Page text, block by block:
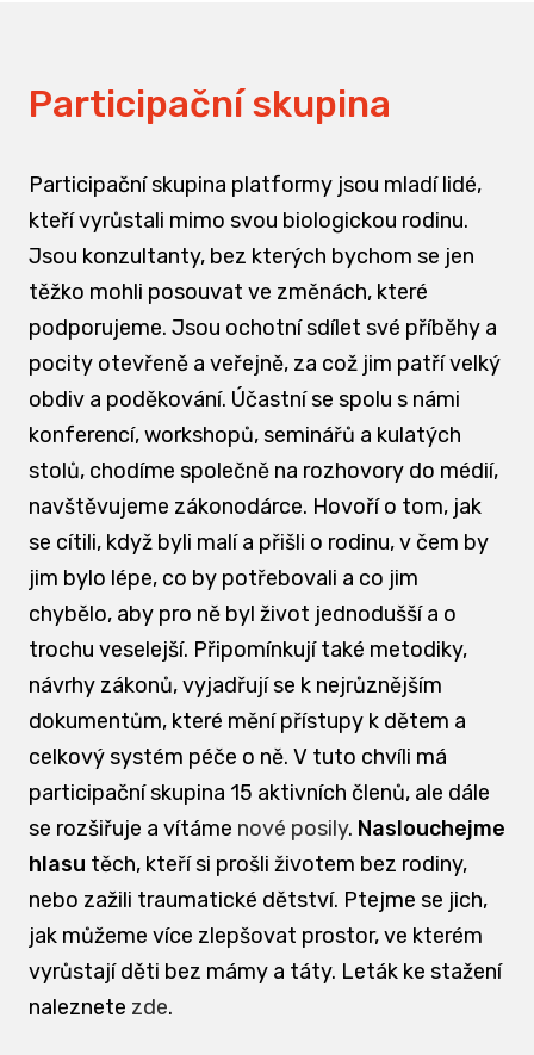
Participační skupina
Participační skupina platformy jsou mladí lidé,
kteří vyrůstali mimo svou biologickou rodinu.
Jsou konzultanty, bez kterých bychom se jen
těžko mohli posouvat ve změnách, které
podporujeme. Jsou ochotní sdílet své příběhy a
pocity otevřeně a veřejně, za což jim patří velký
obdiv a poděkování. Účastní se spolu s námi
konferencí, workshopů, seminářů a kulatých
stolů, chodíme společně na rozhovory do médií,
navštěvujeme zákonodárce. Hovoří o tom, jak
se cítili, když byli malí a přišli o rodinu, v čem by
jim bylo lépe, co by potřebovali a co jim
chybělo, aby pro ně byl život jednodušší a o
trochu veselejší. Připomínkují také metodiky,
návrhy zákonů, vyjadřují se k nejrůznějším
dokumentům, které mění přístupy k dětem a
celkový systém péče o ně. V tuto chvíli má
participační skupina 15 aktivních členů, ale dále
se rozšiřuje a vítáme nové posily. Naslouchejme
hlasu těch, kteří si prošli životem bez rodiny,
nebo zažili traumatické dětství. Ptejme se jich,
jak můžeme více zlepšovat prostor, ve kterém
vyrůstají děti bez mámy a táty. Leták ke stažení
naleznete zde.